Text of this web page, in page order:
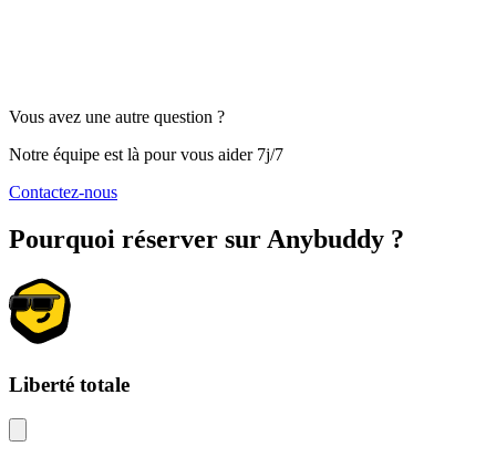
Vous avez une autre question ?
Notre équipe est là pour vous aider 7j/7
Contactez-nous
Pourquoi réserver sur Anybuddy ?
Liberté totale